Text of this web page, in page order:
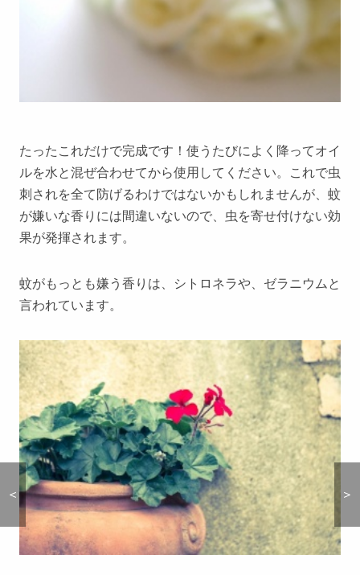
＜ ＞
たったこれだけで完成です！使うたびによく降ってオイ
ルを水と混ぜ合わせてから使用してください。これで虫
刺されを全て防げるわけではないかもしれませんが、蚊
が嫌いな香りには間違いないので、虫を寄せ付けない効
果が発揮されます。
蚊がもっとも嫌う香りは、シトロネラや、ゼラニウムと
言われています。
＜ ＞